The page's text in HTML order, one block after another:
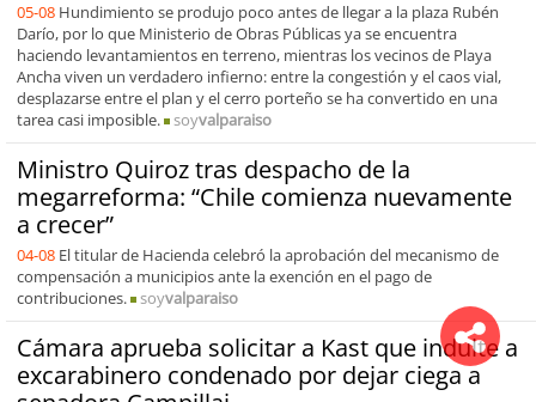
05-08 Hundimiento se produjo poco antes de llegar a la plaza Rubén
Darío, por lo que Ministerio de Obras Públicas ya se encuentra
haciendo levantamientos en terreno, mientras los vecinos de Playa
Ancha viven un verdadero infierno: entre la congestión y el caos vial,
desplazarse entre el plan y el cerro porteño se ha convertido en una
tarea casi imposible.
soyvalparaiso
Ministro Quiroz tras despacho de la
megarreforma: “Chile comienza nuevamente
a crecer”
04-08 El titular de Hacienda celebró la aprobación del mecanismo de
compensación a municipios ante la exención en el pago de
contribuciones.
soyvalparaiso
Cámara aprueba solicitar a Kast que indulte a
excarabinero condenado por dejar ciega a